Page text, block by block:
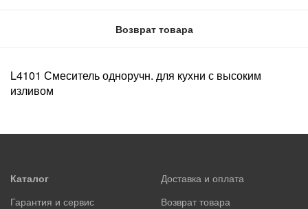
Возврат товара
L4101 Смеситель одноручн. для кухни с высоким
изливом
Каталог
Доставка и оплата
Гарантия и сервис
Возврат товара